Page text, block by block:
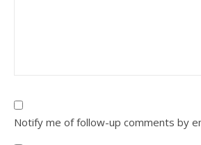
Notify me of follow-up comments by